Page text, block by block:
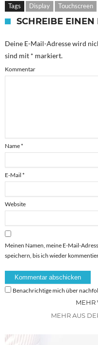
Tags Display Touchscreen
SCHREIBE
Deine E-Mail-Adresse wird
sind mit * markiert.
Kommentar
Name*
E-Mail *
Website
Meinen Namen, meine E-Mail-
speichern, bis ich wieder
Benachrichtige mich über
MEHR
MEHR AUS